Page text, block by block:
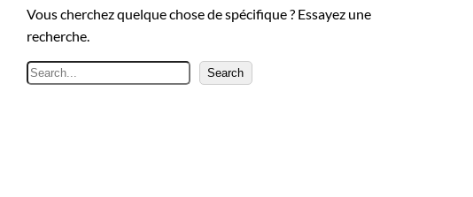
Vous cherchez quelque chose de spécifique ? Essayez une
recherche.
R
Search